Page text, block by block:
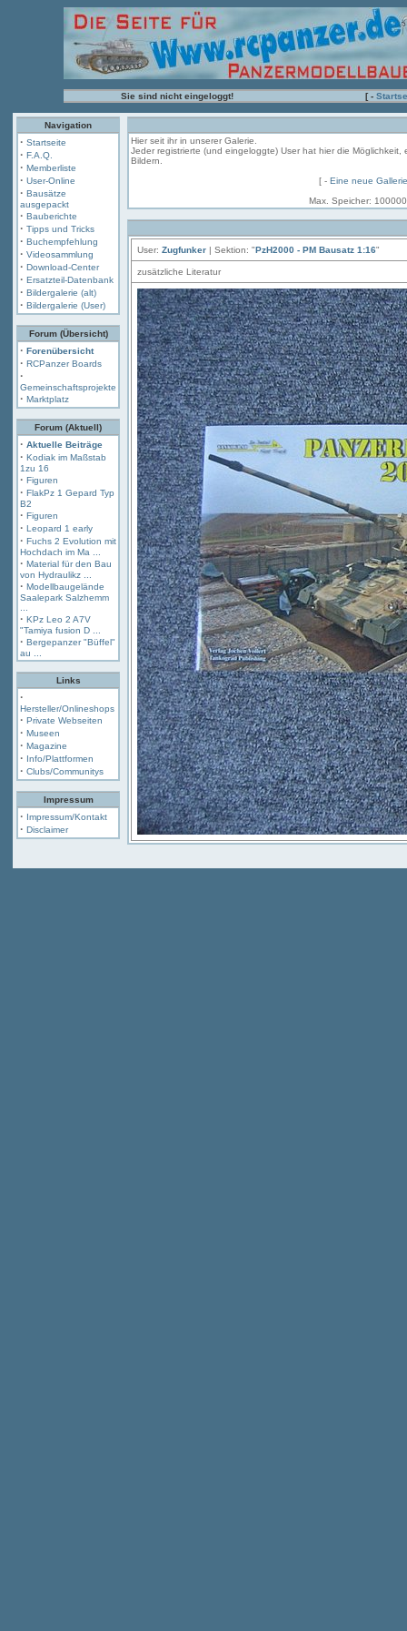
Sie sind nicht eingeloggt! [ -
Navigation
· Startseite
· F.A.Q.
· Memberliste
· User-Online
· Bausätze
ausgepackt
· Bauberichte
· Tipps und Tricks
· Buchempfehlung
· Videosammlung
· Download-Center
· Ersatzteil-Datenbank
· Bildergalerie (alt)
· Bildergalerie (User)
Forum (Übersicht)
· Forenübersicht
· RCPanzer Boards
·
Gemeinschaftsprojekte
· Marktplatz
Forum (Aktuell)
· Aktuelle Beiträge
· Kodiak im Maßstab
1zu 16
· Figuren
· FlakPz 1 Gepard Typ
B2
· Figuren
· Leopard 1 early
· Fuchs 2 Evolution mit
Hochdach im Ma ...
· Material für den Bau
von Hydraulikz ...
· Modellbaugelände
Saalepark Salzhemm
· KPz Leo 2 A7V
"Tamiya fusion D ...
· Bergepanzer "Büffel"
au ...
Links
·
Hersteller/Onlineshops
· Private Webseiten
· Museen
· Magazine
· Info/Plattformen
· Clubs/Communitys
Impressum
· Impressum/Kontakt
· Disclaimer
Hier seit ihr in unserer Galerie.
Jeder registrierte (und eingeloggte) User hat hier die
Bildern.
[ - Eine neue
Max. Speicher:
User: Zugfunker | Sektion: "PzH2000 - PM Bausatz 1:16"
zusätzliche Literatur